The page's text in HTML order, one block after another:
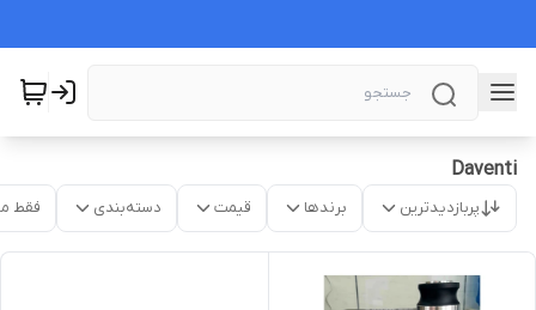
Daventi
پربازدیدترین برندها قیمت دسته‌بندی فقط